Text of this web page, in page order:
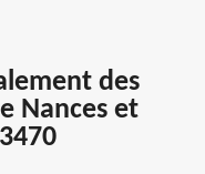
des
Nances et